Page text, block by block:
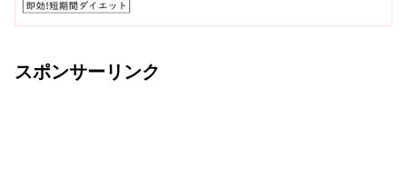
スポンサーリンク